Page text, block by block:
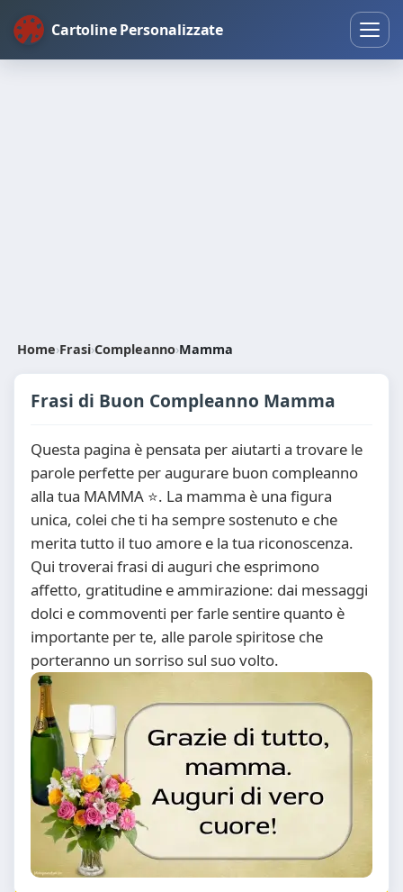
Cartoline Personalizzate
Home›Frasi›Compleanno›Mamma
Frasi di Buon Compleanno Mamma
Questa pagina è pensata per aiutarti a trovare le
parole perfette per augurare buon compleanno
alla tua MAMMA ⭐. La mamma è una figura
unica, colei che ti ha sempre sostenuto e che
merita tutto il tuo amore e la tua riconoscenza.
Qui troverai frasi di auguri che esprimono
affetto, gratitudine e ammirazione: dai messaggi
dolci e commoventi per farle sentire quanto è
importante per te, alle parole spiritose che
porteranno un sorriso sul suo volto.